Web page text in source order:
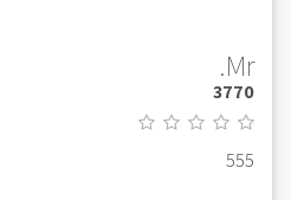
Mr.
3770
555